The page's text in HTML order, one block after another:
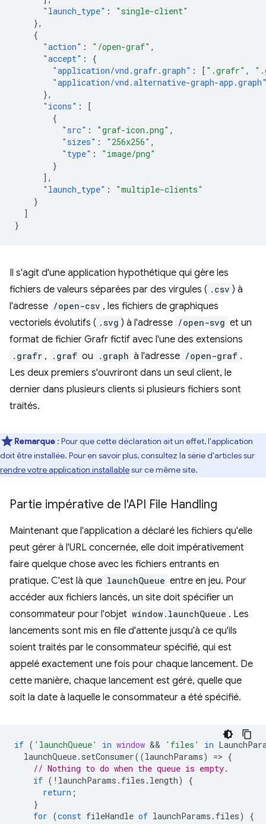
"launch_type" :
"single-client"
},
{
"action" : "/open-graf" ,
"accept" :
{
"application/vnd.grafr.graph" : [ ".grafr" ,
"application/vnd.alternative-graph-
},
"icons" :
[
{
"src" : "graf-icon.png" ,
"sizes" : "256x256" ,
"type" :
"image/png"
}
],
"launch_type" :
"multiple-clients"
}
]
}
Il s'agit d'une application hypothétique qui gère les
fichiers de valeurs séparées par des virgules ( .csv ) à
l'adresse /open-csv , les fichiers de graphiques
vectoriels évolutifs ( .svg ) à l'adresse /open-svg et un
format de fichier Grafr fictif avec l'une des extensions
.grafr , .graf ou .graph à l'adresse /open-graf .
Les deux premiers s'ouvriront dans un seul client, le
dernier dans plusieurs clients si plusieurs fichiers sont
traités.
Remarque : Pour que cette déclaration ait un effet, l'application
doit être installée. Pour en savoir plus, consultez la série d'articles sur
rendre votre application installablesur ce même site.
Partie impérative de l'API File Handling
Maintenant que l'application a déclaré les fichiers qu'elle
peut gérer à l'URL concernée, elle doit impérativement
faire quelque chose avec les fichiers entrants en
pratique. C'est là que launchQueue entre en jeu. Pour
accéder aux fichiers lancés, un site doit spécifier un
consommateur pour l'objet window.launchQueue . Les
lancements sont mis en file d'attente jusqu'à ce qu'ils
soient traités par le consommateur spécifié, qui est
appelé exactement une fois pour chaque lancement. De
cette manière, chaque lancement est géré, quelle que
soit la date à laquelle le consommateur a été spécifié.
if ( 'launchQueue' in window && 'files' in
launchQueue. setConsumer((launchParams) => {
// Nothing to do when the queue is empty.
if ( ! launchParams . files . length)
{
return ;
}
for (const fileHandle of launchParams . files)
{